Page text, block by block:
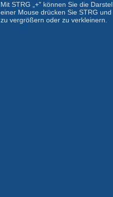
Mit STRG „+" können Sie die
einer Mouse drücken Sie STRG
zu vergrößern oder zu verkleinern.